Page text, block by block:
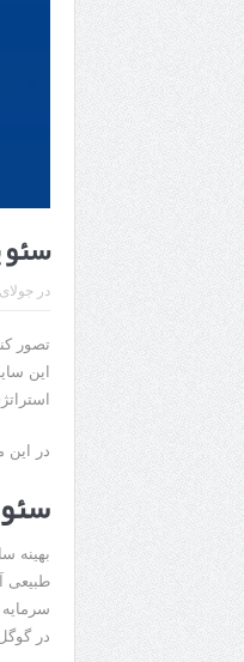
7 سوئیت محبوب مشهد نزدیک حرم با غذا و نظر مسافران
درمان ترک های پوستی با لیزر در مشهد |
طراحی در خدمت نظم؛ از قفسه ‌های یک‌
سئو
در جولای 15, 2021
تصور
این
در این
بهینه
طبیعی
در